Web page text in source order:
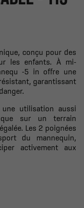
conçu pour des
les enfants. À mi-
-5 in offre une
garantissant
utilisation aussi
sur un terrain
Les 2 poignées
du mannequin,
activement aux